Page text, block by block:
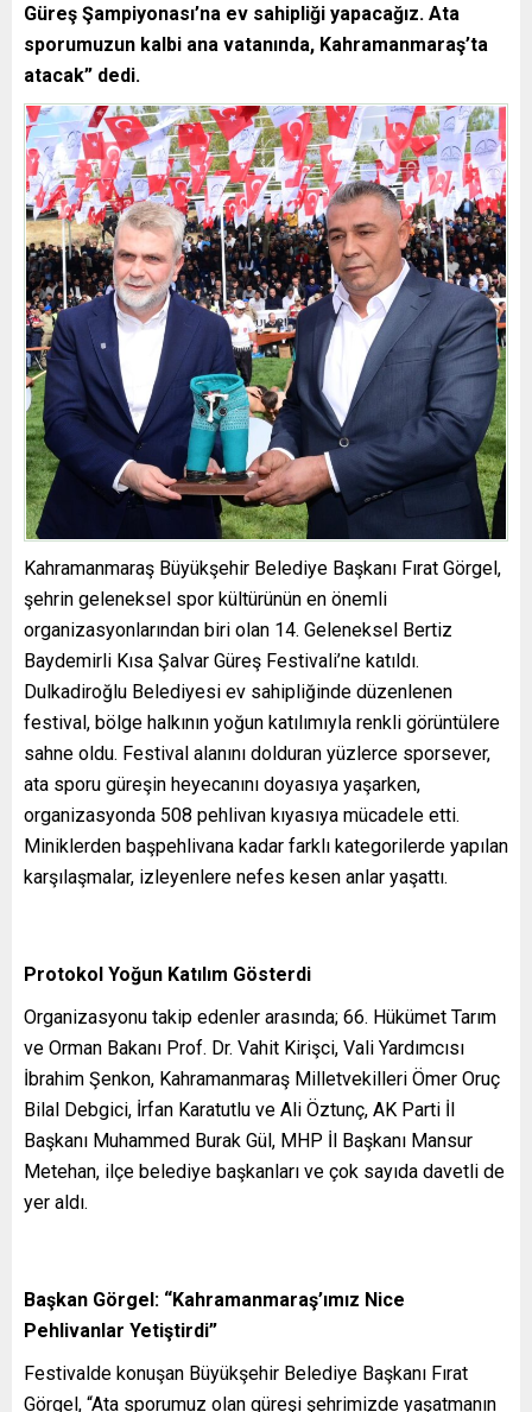
Güreş Şampiyonası’na ev sahipliği yapacağız. Ata
sporumuzun kalbi ana vatanında, Kahramanmaraş’ta
atacak” dedi.
Kahramanmaraş Büyükşehir Belediye Başkanı Fırat Görgel,
şehrin geleneksel spor kültürünün en önemli
organizasyonlarından biri olan 14. Geleneksel Bertiz
Baydemirli Kısa Şalvar Güreş Festivali’ne katıldı.
Dulkadiroğlu Belediyesi ev sahipliğinde düzenlenen
festival, bölge halkının yoğun katılımıyla renkli görüntülere
sahne oldu. Festival alanını dolduran yüzlerce sporsever,
ata sporu güreşin heyecanını doyasıya yaşarken,
organizasyonda 508 pehlivan kıyasıya mücadele etti.
Miniklerden başpehlivana kadar farklı kategorilerde yapılan
karşılaşmalar, izleyenlere nefes kesen anlar yaşattı.
Protokol Yoğun Katılım Gösterdi
Organizasyonu takip edenler arasında; 66. Hükümet Tarım
ve Orman Bakanı Prof. Dr. Vahit Kirişci, Vali Yardımcısı
İbrahim Şenkon, Kahramanmaraş Milletvekilleri Ömer Oruç
Bilal Debgici, İrfan Karatutlu ve Ali Öztunç, AK Parti İl
Başkanı Muhammed Burak Gül, MHP İl Başkanı Mansur
Metehan, ilçe belediye başkanları ve çok sayıda davetli de
yer aldı.
Başkan Görgel: “Kahramanmaraş’ımız Nice
Pehlivanlar Yetiştirdi”
Festivalde konuşan Büyükşehir Belediye Başkanı Fırat
Görgel, “Ata sporumuz olan güreşi şehrimizde yaşatmanın